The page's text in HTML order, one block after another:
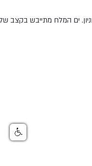
ים המלח מתייבש בקצב